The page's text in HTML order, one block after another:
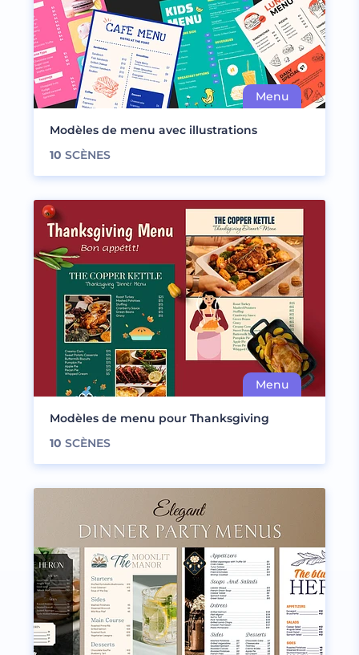
Modèles de menu avec illustrations
10 SCÈNES
Modèles de menu pour Thanksgiving
10 SCÈNES